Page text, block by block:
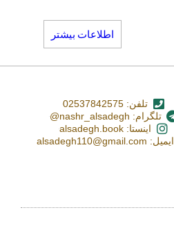
اطلاعات بیشتر
تلفن: 02537842575
تلگرام: nashr_alsadegh@
اینستا: alsadegh.book
ایمیل: alsadegh110@gmail.com